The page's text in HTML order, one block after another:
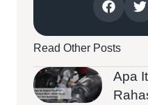
Read Other Posts
Apa